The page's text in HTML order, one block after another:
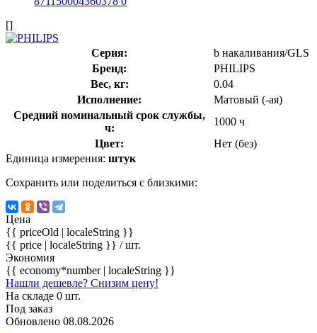
[]
Серия:
b накаливания/GLS
Бренд:
PHILIPS
Вес, кг:
0.04
Исполнение:
Матовый (-ая)
Средний номинальный срок службы,
ч:
1000 ч
Цвет:
Нет (без)
Единица измерения: штук
Сохранить или поделиться с близкими:
Цена
{{ priceOld | localeString }}
{{ price | localeString }} / шт.
Экономия
{{ economy*number | localeString }}
Нашли дешевле? Снизим цену!
На складе 0 шт.
Под заказ
Обновлено 08.08.2026